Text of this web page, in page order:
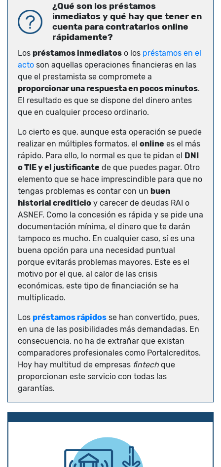
¿Qué son los préstamos
inmediatos y qué hay que tener en
cuenta para contratarlos online
rápidamente?
Los préstamos inmediatos o los préstamos en el
acto son aquellas operaciones financieras en las
que el prestamista se compromete a
proporcionar una respuesta en pocos minutos.
El resultado es que se dispone del dinero antes
que en cualquier proceso ordinario.
Lo cierto es que, aunque esta operación se puede
realizar en múltiples formatos, el online es el más
rápido. Para ello, lo normal es que te pidan el DNI
o TIE y el justificante de que puedes pagar. Otro
elemento que se hace imprescindible para que no
tengas problemas es contar con un buen
historial crediticio y carecer de deudas RAI o
ASNEF. Como la concesión es rápida y se pide una
documentación mínima, el dinero que te darán
tampoco es mucho. En cualquier caso, sí es una
buena opción para una necesidad puntual
porque evitarás problemas mayores. Este es el
motivo por el que, al calor de las crisis
económicas, este tipo de financiación se ha
multiplicado.
Los préstamos rápidos se han convertido, pues,
en una de las posibilidades más demandadas. En
consecuencia, no ha de extrañar que existan
comparadores profesionales como Portalcreditos.
Hoy hay multitud de empresas fintech que
proporcionan este servicio con todas las
garantías.